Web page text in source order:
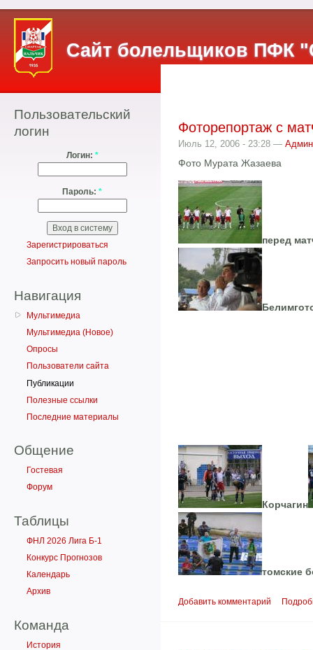
Сайт болельщиков ПФК
Пользовательский
логин
Логин: *
Пароль: *
Зарегистрироваться
Запросить новый пароль
Навигация
Мультимедиа
Мультимедиа (Новое)
Опросы
Пользователи сайта
Публикации
Полезные ссылки
Последние материалы
Общение
Гостевая
Форум
Таблицы
ФНЛ 2026 Лига Б-1
Конкурс Прогнозов
Календарь
Архив
Команда
История
Фоторепортаж с
Июль 12, 2006 - 23:28 — Админ
Фото Мурата Жазаева
перед
Корчагин
томские
Добавить комментарий